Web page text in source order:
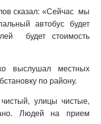
сказал: «Сейчас мы
автобус будет
будет стоимость
выслушал местных
по району.
улицы чистые,
Людей на прием